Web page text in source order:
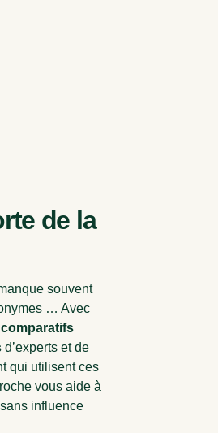
de la
souvent
… Avec
comparatifs
d’experts et de
qui utilisent ces
vous aide à
influence